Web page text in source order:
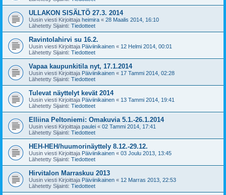
ULLAKON SISÄLTÖ 27.3. 2014
Uusin viesti Kirjoittaja heimira « 28 Maalis 2014, 16:10
Lähetetty Sijainti: Tiedotteet
Ravintolahirvi su 16.2.
Uusin viesti Kirjoittaja Päiviinikainen « 12 Helmi 2014, 00:01
Lähetetty Sijainti: Tiedotteet
Vapaa kaupunkitila nyt, 17.1.2014
Uusin viesti Kirjoittaja Päiviinikainen « 17 Tammi 2014, 02:28
Lähetetty Sijainti: Tiedotteet
Tulevat näyttelyt kevät 2014
Uusin viesti Kirjoittaja Päiviinikainen « 13 Tammi 2014, 19:41
Lähetetty Sijainti: Tiedotteet
Elliina Peltoniemi: Omakuvia 5.1.-26.1.2014
Uusin viesti Kirjoittaja paulei « 02 Tammi 2014, 17:41
Lähetetty Sijainti: Tiedotteet
HEH-HEH/huumorinäyttely 8.12.-29.12.
Uusin viesti Kirjoittaja Päiviinikainen « 03 Joulu 2013, 13:45
Lähetetty Sijainti: Tiedotteet
Hirvitalon Marraskuu 2013
Uusin viesti Kirjoittaja Päiviinikainen « 12 Marras 2013, 22:53
Lähetetty Sijainti: Tiedotteet